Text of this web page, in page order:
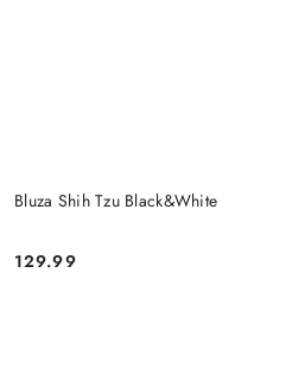
Bluza Shih Tzu Black&White
Cena:
129.99